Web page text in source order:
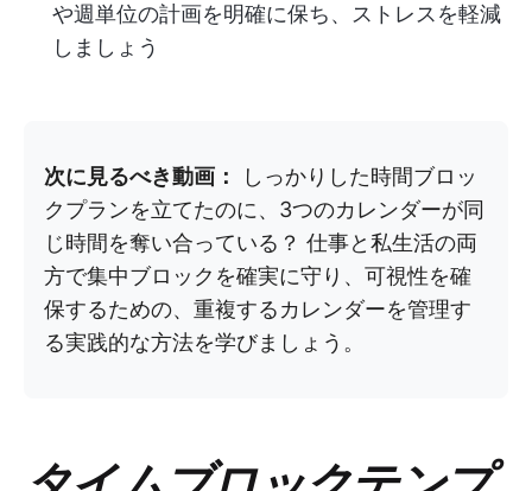
や週単位の計画を明確に保ち、ストレスを軽減
しましょう
次に見るべき動画：
しっかりした時間ブロッ
クプランを立てたのに、3つのカレンダーが同
じ時間を奪い合っている？ 仕事と私生活の両
方で集中ブロックを確実に守り、可視性を確
保するための、重複するカレンダーを管理す
る実践的な方法を学びましょう。